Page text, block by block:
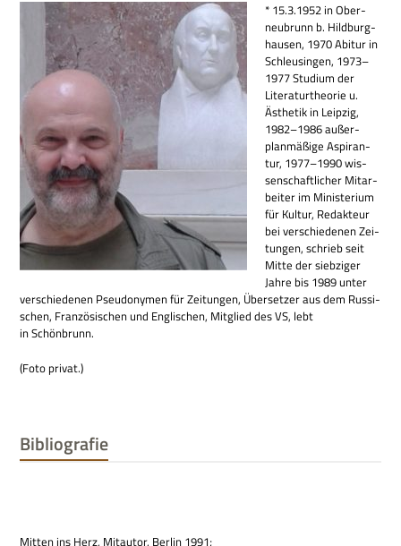
* 15.3.1952 in Ober­
neu­brunn b. Hild­burg­
hau­sen, 1970 Abitur in
Schleu­sin­gen, 1973–
1977 Stu­dium der
Lite­ra­tur­theo­rie u.
Ästhe­tik in Leip­zig,
1982–1986 außer­
plan­mä­ßige Aspi­ran­
tur, 1977–1990 wis­
sen­schaft­li­cher Mit­ar­
bei­ter im Mini­ste­rium
für Kul­tur, Redak­teur
bei ver­schie­de­nen Zei­
tun­gen, schrieb seit
Mitte der sieb­zi­ger
Jahre bis 1989 unter
ver­schie­de­nen Pseud­ony­men für Zei­tun­gen, Über­set­zer aus dem Rus­si­
schen, Fran­zö­si­schen und Eng­li­schen, Mit­glied des VS, lebt
in Schönbrunn.
(Foto pri­vat.)
Bibliografie
Mit­ten ins Herz, Mit­au­tor, Ber­lin 1991;